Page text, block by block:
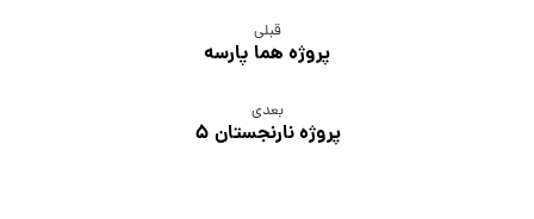
قبلی
پروژه هما پارسه
بعدی
پروژه نارنجستان ۵